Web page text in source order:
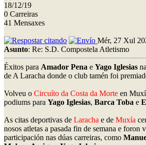
18/12/19
0 Carreiras
41 Mensaxes
Mér, 27 Xul
Asunto: Re: S.D. Compostela Atletismo
Éxitos para Amador Pena e Yago Iglesias na
de A Laracha donde o club tamén foi
Volveu o Circuíto da Costa da Morte en
podiums para Yago Iglesias, Barca Toba e
As citas deportivas de Laracha e de Muxía
nosos atletas a pasada fin de semana e foron
participación nas dúas carreiras, como